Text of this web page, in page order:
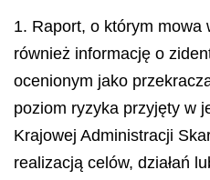
1. Raport, o którym mowa
również informację o
ocenionym jako
poziom ryzyka przyjęty w
Krajowej Administracji
realizacją celów, działań